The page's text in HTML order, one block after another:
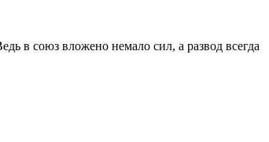
в союз вложено немало сил, а развод всегда